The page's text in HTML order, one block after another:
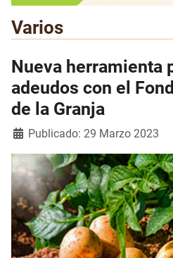
Varios
Nueva herramienta
adeudos con el
de la Granja
Detalles
Publicado: 29 Marzo 2023